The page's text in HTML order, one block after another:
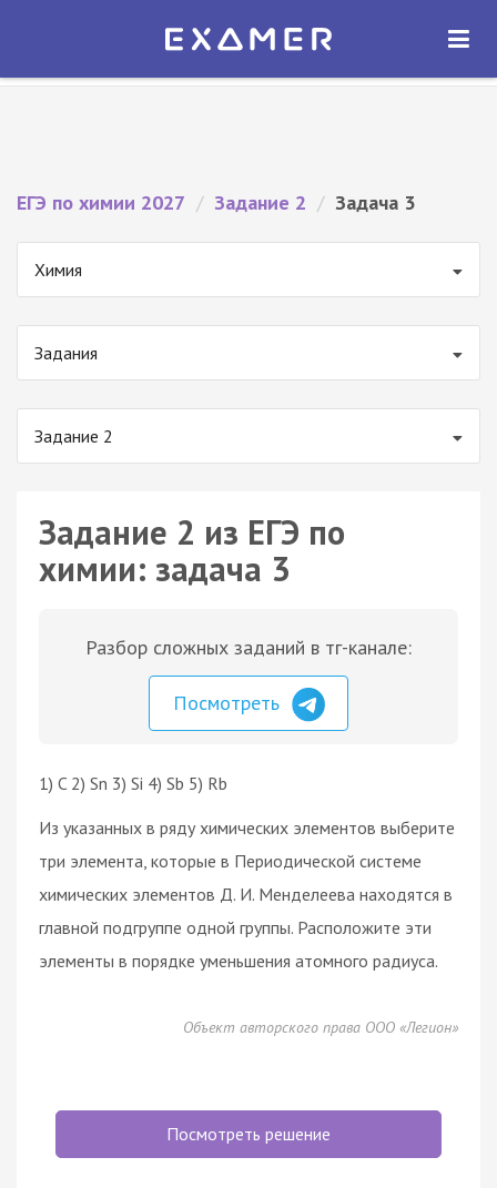
Экзамер — ЕГЭ 2027
ОТКРЫТЬ
ЕГЭ по химии 2027 / Задание 2 / Задача 3
Химия
Задания
Задание 2
Задание 2 из ЕГЭ по
химии: задача 3
Разбор сложных заданий в тг-канале:
Посмотреть
1) C 2) Sn 3) Si 4) Sb 5) Rb
Из указанных в ряду химических элементов выберите
три элемента, которые в Периодической системе
химических элементов Д. И. Менделеева находятся в
главной подгруппе одной группы. Расположите эти
элементы в порядке уменьшения атомного радиуса.
Объект авторского права ООО «Легион»
Посмотреть решение